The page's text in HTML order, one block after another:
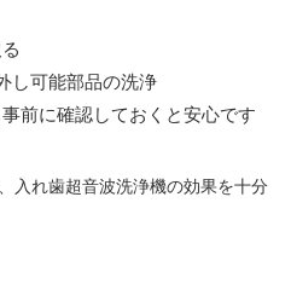
し可能部品の洗浄
前に確認しておくと安心です
入れ歯超音波洗浄機の効果を十分